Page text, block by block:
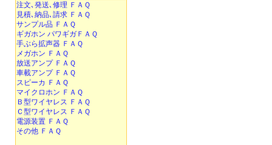
注文､発送､修理 ＦＡＱ
見積､納品､請求 ＦＡＱ
サンプル品 ＦＡＱ
ギガホン パワギガＦＡＱ
手ぶら拡声器 ＦＡＱ
メガホン ＦＡＱ
放送アンプ ＦＡＱ
車載アンプ ＦＡＱ
スピーカ ＦＡＱ
マイクロホン ＦＡＱ
Ｂ型ワイヤレス ＦＡＱ
Ｃ型ワイヤレス ＦＡＱ
電源装置 ＦＡＱ
その他 ＦＡＱ